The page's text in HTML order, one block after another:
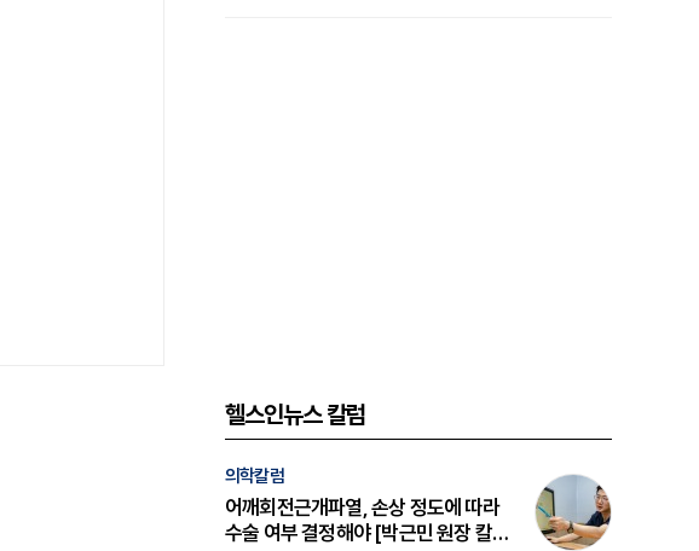
헬스인뉴스 칼럼
의학칼럼
어깨회전근개파열, 손상 정도에 따라
수술 여부 결정해야 [박근민 원장 칼